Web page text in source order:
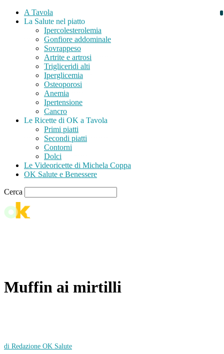
A Tavola
La Salute nel piatto
Ipercolesterolemia
Gonfiore addominale
Sovrappeso
Artrite e artrosi
Trigliceridi alti
Iperglicemia
Osteoporosi
Anemia
Ipertensione
Cancro
Le Ricette di OK a Tavola
Primi piatti
Secondi piatti
Contorni
Dolci
Le Videoricette di Michela Coppa
OK Salute e Benessere
Cerca
Muffin ai mirtilli
di Redazione OK Salute